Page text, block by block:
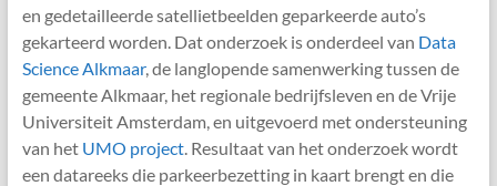
en gedetailleerde satellietbeelden geparkeerde auto’s
gekarteerd worden. Dat onderzoek is onderdeel van Data
Science Alkmaar, de langlopende samenwerking tussen de
gemeente Alkmaar, het regionale bedrijfsleven en de Vrije
Universiteit Amsterdam, en uitgevoerd met ondersteuning
van het UMO project. Resultaat van het onderzoek wordt
een datareeks die parkeerbezetting in kaart brengt en die